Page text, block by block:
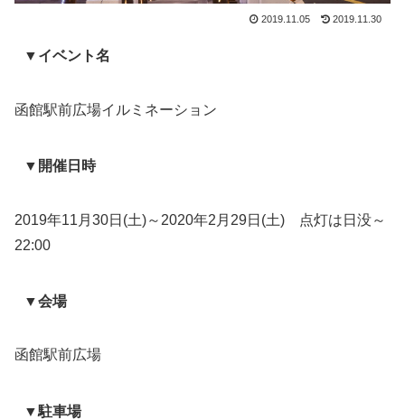
2019.11.05 2019.11.30
▼イベント名
函館駅前広場イルミネーション
▼開催日時
2019年11月30日(土)～2020年2月29日(土) 点灯は日没～
22:00
▼会場
函館駅前広場
▼駐車場